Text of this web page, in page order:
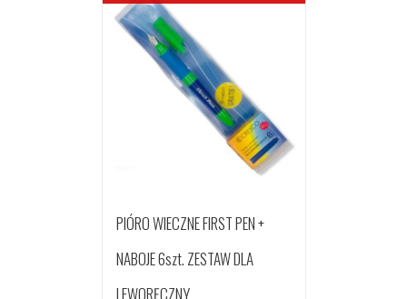
PIÓRO WIECZNE FIRST PEN +
NABOJE 6szt. ZESTAW DLA
LEWORĘCZNY